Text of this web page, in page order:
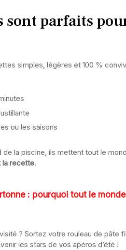
sont parfaits
simples, légères et 100 %
ou les saisons
de la piscine, ils mettent tout le
la recette.
: pourquoi tout le
? Sortez votre rouleau de pâte
les stars de vos apéros d’été !